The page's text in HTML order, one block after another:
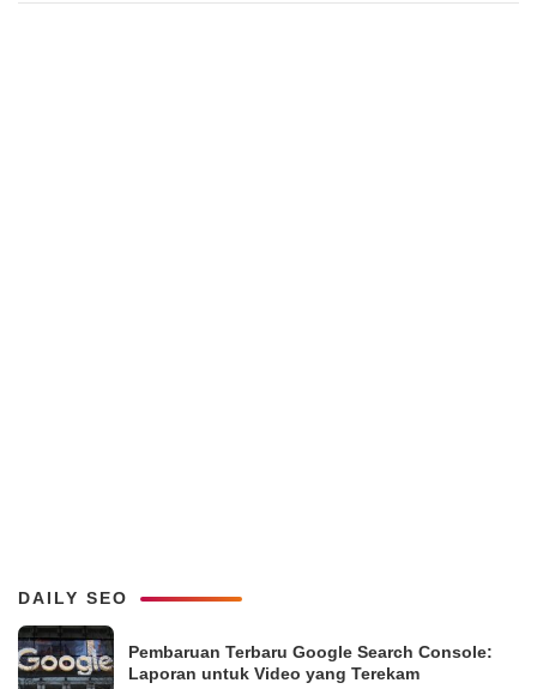
DAILY SEO
Pembaruan Terbaru Google Search Console:
Laporan untuk Video yang Terekam